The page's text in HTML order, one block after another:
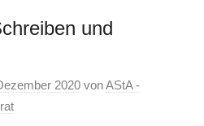
und
2020 vonAStA -